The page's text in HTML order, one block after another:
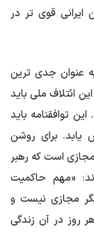
ایرانی قوی تر در
عنوان جدی ترین
ائتلاف ملی باید
توافقنامه باید
یابد. برای روشن
است که رهبر
«مهم حاکمیت
مجازی نیست و
روز در آن زندگی